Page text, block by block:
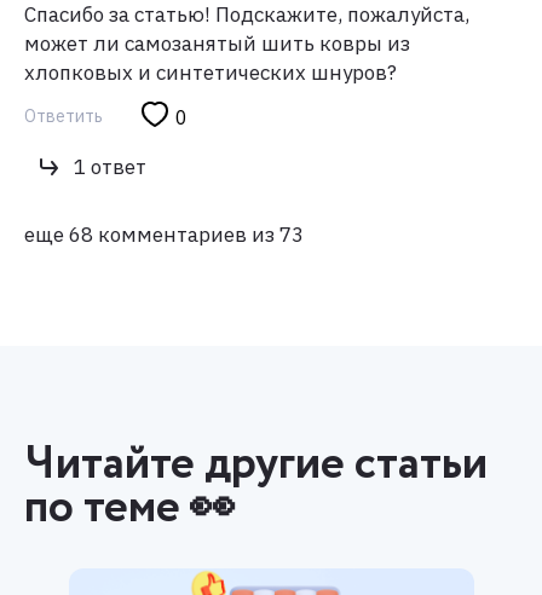
Спасибо за статью! Подскажите, пожалуйста,
может ли самозанятый шить ковры из
хлопковых и синтетических шнуров?
Ответить 0
1 ответ
еще 68 комментариев из 73
Читайте другие статьи
по теме 👀